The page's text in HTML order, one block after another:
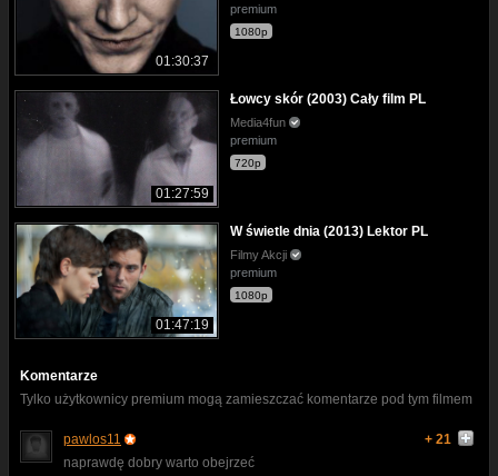
01:30:37
premium
1080p
01:27:59
Łowcy skór (2003) Cały film PL
Media4fun
premium
720p
01:47:19
W świetle dnia (2013) Lektor PL
Filmy Akcji
premium
1080p
Komentarze
Tylko użytkownicy premium mogą zamieszczać komentarze pod tym filmem
pawlos11
+ 21
naprawdę dobry warto obejrzeć